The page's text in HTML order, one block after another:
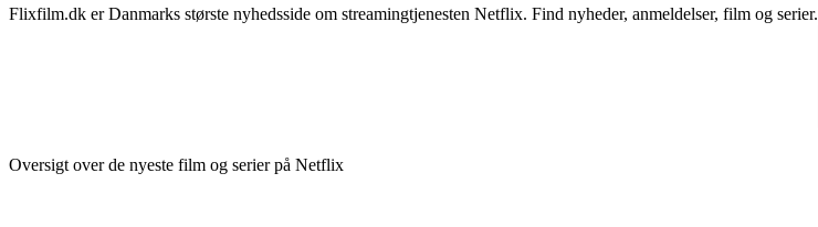
Flixfilm.dk er Danmarks største nyhedsside om streamingtjenesten Netflix. Find nyheder, anmeldelser, film og serier.
Oversigt over de nyeste film og serier på Netflix